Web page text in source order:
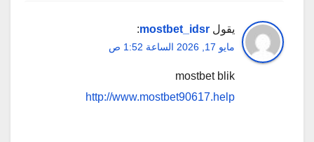
يقول mostbet_idsr
:
مايو 17, 2026 الساعة 1:52 ص
mostbet blik
http://www.mostbet90617.help